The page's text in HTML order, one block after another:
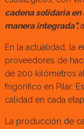
cadena solidaria
manera integrada”,
En la actualidad, la
proveedores de
de 200 kilómetros
frigorífico en Pilar.
calidad en cada
La producción de